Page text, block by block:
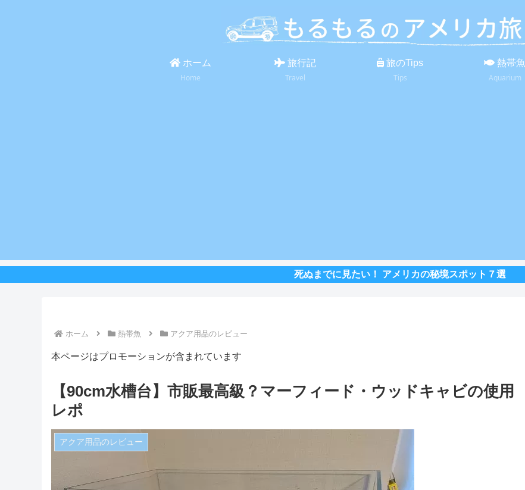
ホーム
Home
旅行記
Travel
旅のTips
Tips
熱帯魚
Aquarium
死ぬまでに見たい！ アメリカの秘境スポット７選
ホーム 熱帯魚 アクア用品のレビュー
本ページはプロモーションが含まれています
【90cm水槽台】市販最高級？マーフィード・ウッドキャビの使用
レポ
アクア用品のレビュー